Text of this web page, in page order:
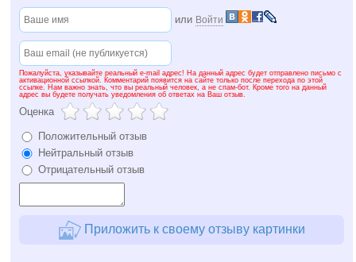
или Войти
Пожалуйста, указывайте реальный e-mail адрес! На данный адрес будет отправлено письмо с
активационной ссылкой. Комментарий появится на сайте только после перехода по этой
ссылке. Нам важно знать, что вы реальный человек, а не спам-бот. Кроме того на данный
адрес вы будете получать уведомления об ответах на Ваш отзыв.
Оценка
Положительный отзыв
Нейтральный отзыв
Отрицательный отзыв
Приложить к своему отзыву картинки